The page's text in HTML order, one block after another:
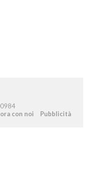
con noi
Pubblicità